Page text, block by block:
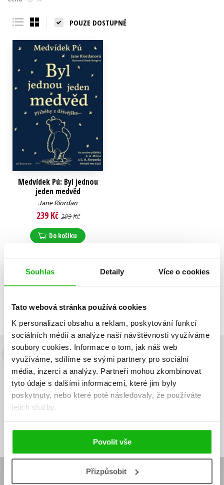
Souhlas Detaily Více o cookies
Tato webová stránka používá cookies
K personalizaci obsahu a reklam, poskytování funkcí
sociálních médií a analýze naší návštěvnosti využíváme
soubory cookies. Informace o tom, jak náš web
využíváme, sdílíme se svými partnery pro sociální
média, inzerci a analýzy. Partneři mohou zkombinovat
tyto údaje s dalšími informacemi, které jim byly
poskytnuty, nebo které poté následovaly, že používáte
jejich služby.
Povolit vše
Přizpůsobit
Young adult (SK)
POUZE DOSTUPNÉ
Medvídek Pú: Byl jednou
jeden medvěd
Jane Riordan
239 Kč 299 Kč
Do košíku
Zobrazuji 1 až 1 z celkem 1 záznamů
Předchozí 1 Další
Budete to vědět jako první!
Zajímá Vás, jaký knižní hit právě vychází, na jaké zboží je výhodná
sleva, jaká běží soutěž o ceny? Přihlášením k odběru našich e-
mailových novineksouhlasíte se zpracováním osobních údajů.
adresa
adresa
Přihlásit se